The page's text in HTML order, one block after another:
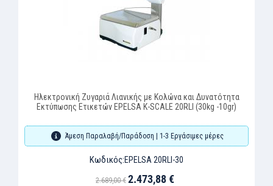
Ηλεκτρονική Ζυγαριά Λιανικής με Κολώνα και Δυνατότητα
Εκτύπωσης Ετικετών EPELSA K-SCALE 20RLI (30kg -10gr)
Άμεση Παραλαβή/Παράδοση | 1-3 Εργάσιμες μέρες
Κωδικός:EPELSA 20RLI-30
2.689,00 € 2.473,88 €